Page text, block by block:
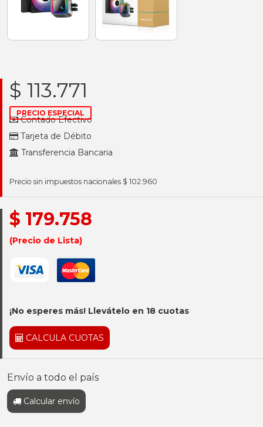
$ 113.771
PRECIO ESPECIAL
Contado Efectivo
Tarjeta de Débito
Transferencia Bancaria
Precio sin impuestos nacionales $ 102.960
$ 179.758
(Precio de Lista)
¡No esperes más! Llevátelo en 18 cuotas
CALCULA CUOTAS
Envío a todo el país
Calcular envío